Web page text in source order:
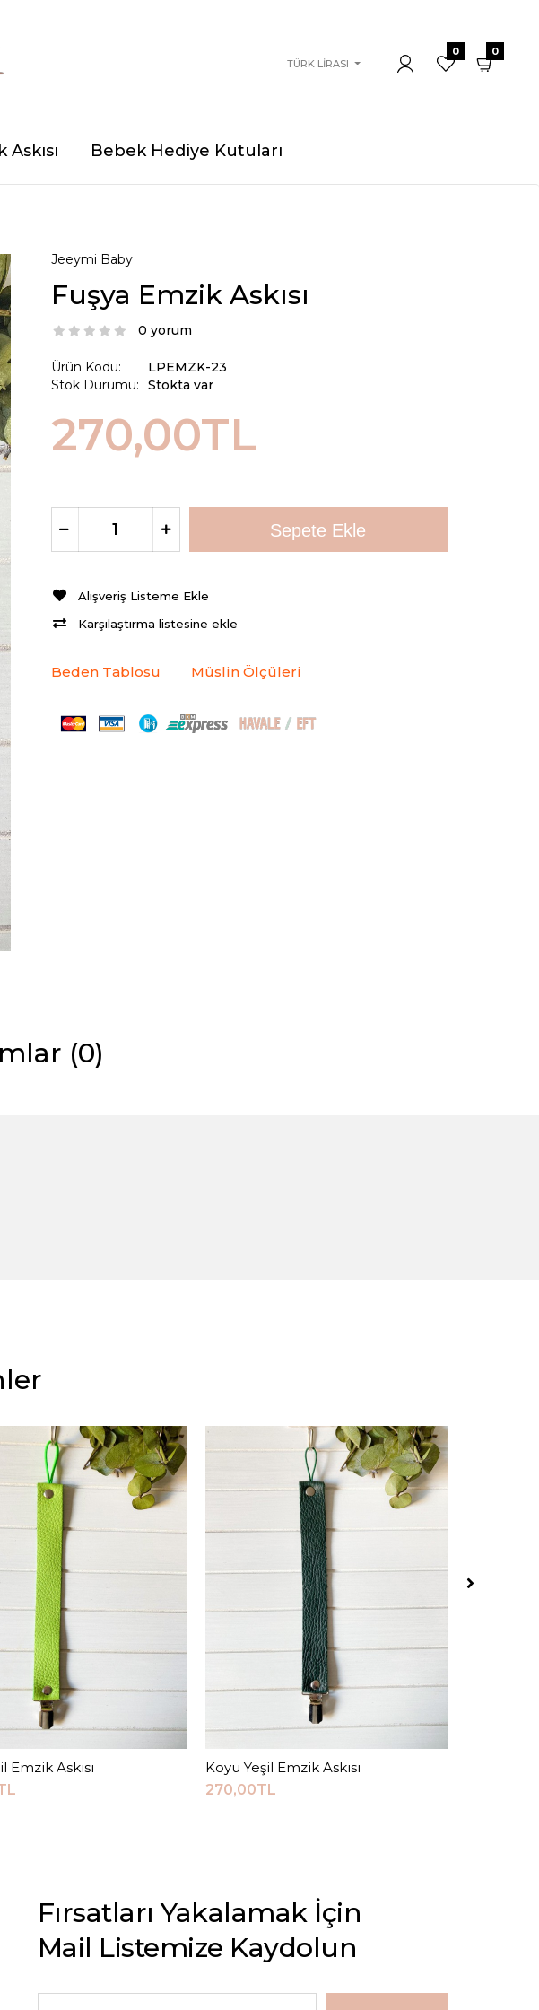
TÜRK LIRASI
0 0
Bebek Hediye Kutuları
Jeeymi Baby
Fuşya Emzik Askısı
0 yorum
Ürün Kodu:
Stok Durumu:
LPEMZK-23
Stokta var
270,00TL
Alışveriş Listeme Ekle
Karşılaştırma listesine ekle
Beden Tablosu Müslin Ölçüleri
(0)
Sepete Ekle
Emzik Askısı
Sepete Ekle
Koyu Yeşil Emzik Askısı
270,00TL
Fırsatları Yakalamak İçin
Mail Listemize Kaydolun